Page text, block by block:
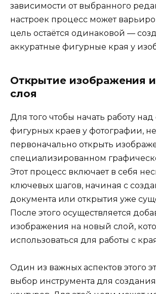
зависимости от выбранного
настроек процесс может
цель остаётся одинаковой —
аккуратные фигурные края у
Открытие изображения
слоя
Для того чтобы начать работу
фигурных краев у фотографии,
первоначально открыть
специализированном
Этот процесс включает в себя
ключевых шагов, начиная с
документа или открытия уже
После этого осуществляется
изображения на новый слой,
использоваться для работы с
Один из важных аспектов этого
выбор инструмента для